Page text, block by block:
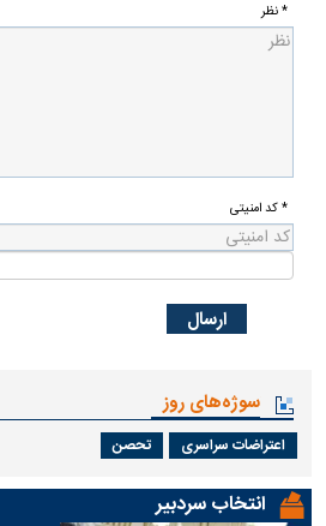
* نظر
* کد امنیتی
سوژه‌های روز
اعتراضات سراسری تحصن
انتخاب سردبیر